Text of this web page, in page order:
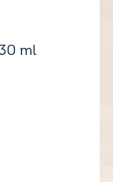
ml